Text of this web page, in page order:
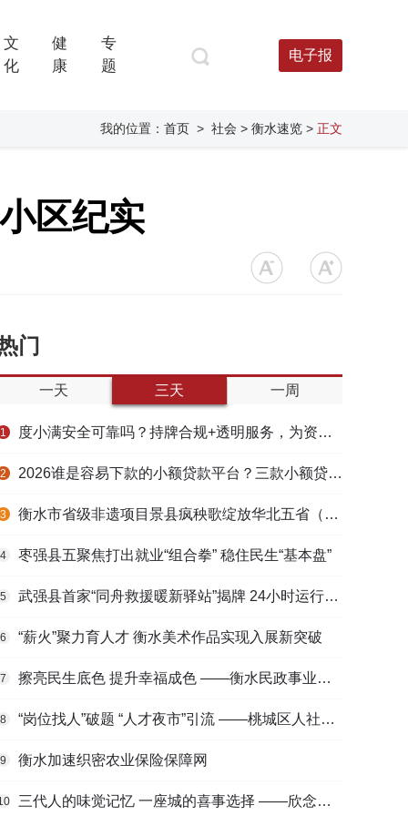
文
化
健
康
专
题
电子报
我的位置： 首页 > 社会 > 衡水速览 > 正文
区纪实
门
一天 三天 一周
1 度小满安全可靠吗？持牌合规+透明服务，为资金周转筑牢多重保障
2 2026谁是容易下款的小额贷款平台？三款小额贷款产品全面对比
3 衡水市省级非遗项目景县疯秧歌绽放华北五省（区）市舞蹈大赛舞台
4 枣强县五聚焦打出就业“组合拳” 稳住民生“基本盘”
5 武强县首家“同舟救援暖新驿站”揭牌 24小时运行守护户外劳动者
6 “薪火”聚力育人才 衡水美术作品实现入展新突破
7 擦亮民生底色 提升幸福成色 ——衡水民政事业高质量发展综述
8 “岗位找人”破题 “人才夜市”引流 ——桃城区人社局多维发力促进高校毕业生高质量充分就业
9 衡水加速织密农业保险保障网
三代人的味觉记忆 一座城的喜事选择 ——欣念饺子二十九载匠心传承路